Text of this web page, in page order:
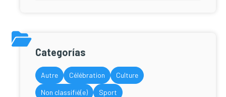
Categorías
Autre Célébration
Culture
Non classifié(e)
Sport